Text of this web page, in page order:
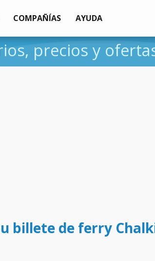
COMPAÑÍAS AYUDA
precios y
billete de ferry